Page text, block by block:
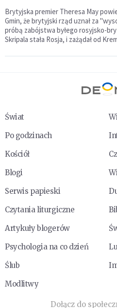
Brytyjska premier Theresa May
Gmin, że brytyjski rząd uznał za
próbą zabójstwa byłego rosyjsko-
Skripala stała Rosja, i zażądał od
Świat
Po godzinach
Kościół
Blogi
Serwis papieski
Czytania liturgiczne
Artykuły blogerów
Psychologia na co dzień
Ślub
Modlitwy
Dołącz do